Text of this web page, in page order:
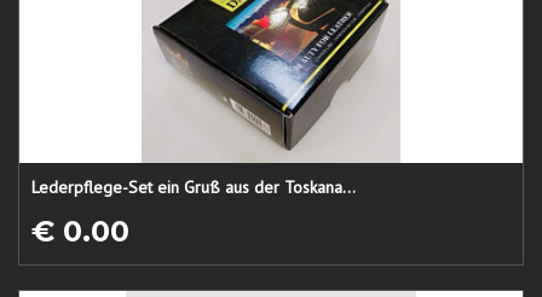
Lederpflege-Set ein Gruß aus der Toskana...
€ 0.00